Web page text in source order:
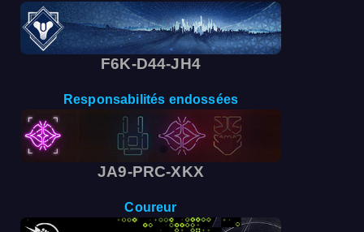
F6K-D44-JH4
Responsabilités endossées
JA9-PRC-XKX
Coureur